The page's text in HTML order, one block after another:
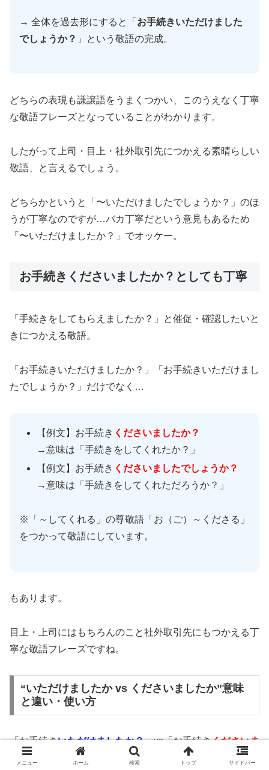
→ 全体を過去形にすると「 お手続きいただけました
でしょうか？ 」という敬語の完成。
どちらの表現も謙譲語をうまくつかい、このうえなく丁寧
な敬語フレーズとなっていることがわかります。
したがって上司・目上・社外取引先につかえる素晴らしい
敬語、と言えるでしょう。
どちらかというと「〜いただけましたでしょうか？」のほ
うが丁寧なのですが…バカ丁寧だという意見もあるため
「〜いただけましたか？」でオッケー。
お手続きくださいましたか？としても丁寧
「手続きをしてもらえましたか？」と催促・確認したいと
きにつかえる敬語。
「お手続きいただけましたか？」「お手続きいただけまし
たでしょうか？」だけでなく…
【例文】お手続き くださいましたか？
→意味は「手続きをしてくれたか？」
【例文】お手続き くださいましたでしょうか？
→意味は「手続きをしてくれただろうか？」
※「～してくれる」の尊敬語「お（ご）～くださる」
をつかって敬語にしています。
もあります。
目上・上司にはもちろんのこと社外取引先にもつかえる丁
寧な敬語フレーズですね。
“いただけましたか vs くださいましたか”意味
と違い・使い方
「お手続きいただけましたか？」vs「お手続きくださいま
したか？
」の意味と違い。
メニュー ホーム 検索 トップ サイドバー